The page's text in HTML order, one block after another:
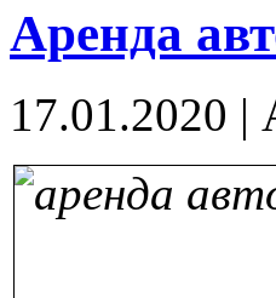
Аренда
17.01.2020 |